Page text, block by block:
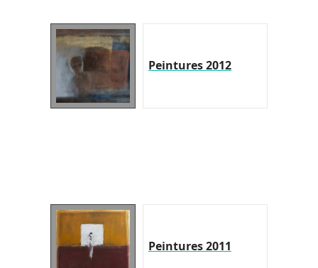
Peintures 2012
Peintures 2011